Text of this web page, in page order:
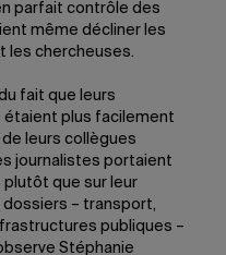
parfait contrôle des
même décliner les
les chercheuses.
fait que leurs
plus facilement
leurs collègues
journalistes portaient
plutôt que sur leur
– transport,
publiques –
Stéphanie